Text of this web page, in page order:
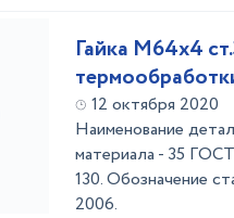
Гайка М64х4
12 октября 2020
Наименование
материала - 35
130. Обозначение
2006.